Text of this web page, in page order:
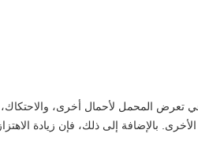
تعرض المحمل لأحمال أخرى،
بالإضافة إلى ذلك، فإن زيادة